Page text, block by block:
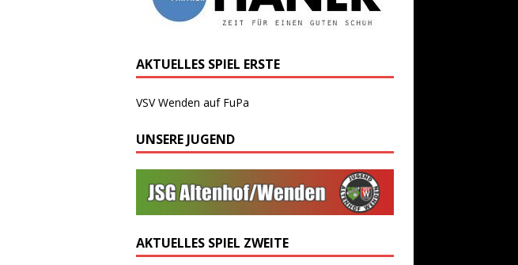
AKTUELLES SPIEL ERSTE
VSV Wenden auf FuPa
UNSERE JUGEND
AKTUELLES SPIEL ZWEITE